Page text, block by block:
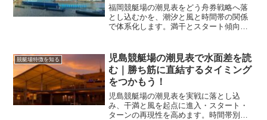
福岡競艇場の潮見表をどう舟券戦略へ落
とし込むかを、潮汐と風と時間帯の関係
で体系化します。満干とスタート傾向の
す。
競艇場特徴を知る
児島競艇場の潮見表で水面差を読
む｜勝ち筋に直結するタイミング
をつかもう！
児島競艇場の潮見表を実戦に落とし込
み、干満と風を起点に進入・スタート・
ターンの再現性を高めます。時間帯別の